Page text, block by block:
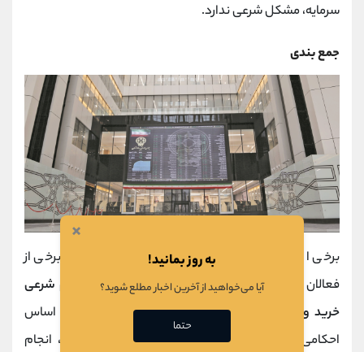
سرمایه، مشکل شرعی ندارد.
جمع بندی
برخی از کسانی که قصد ورود به بازار سرمایه دارند و برخی از
فعالان بازارهای بورسی و فرابورسی تمایل دارند از
حکم شرعی
خرید و فروش سهامدر بازار سرمایه مطلع شوند. بر اساس
احکامی که برخی از علمای دین اسلام صادر کرده اند، انجام
×
به روز بمانید!
آیا می‌خواهید از آخرین اخبار مطلع شوید؟
حتما